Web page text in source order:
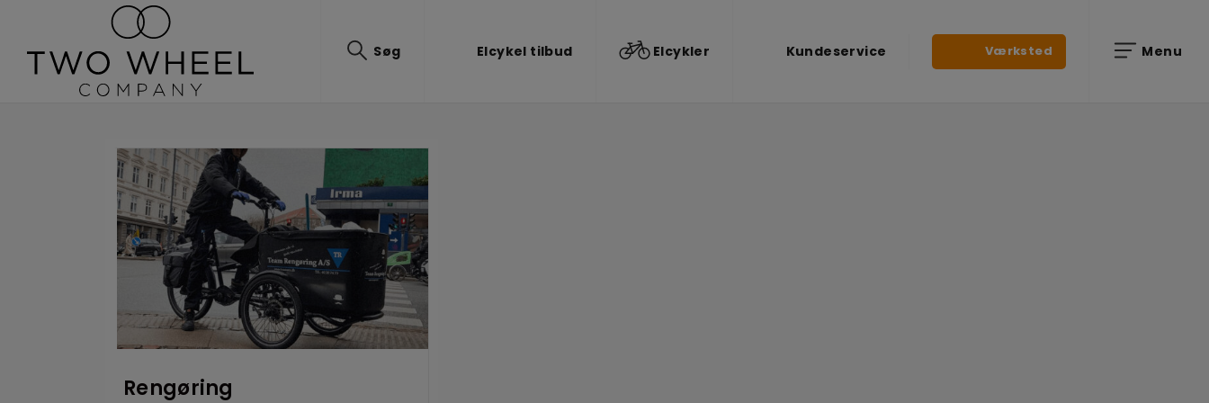
Menu
Værksted
Kundeservice
Elcykler
Elcykel tilbud
Søg
Rengøring